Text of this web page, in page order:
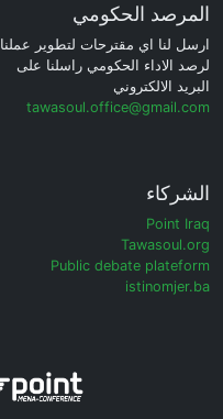
المرصد الحكومي
ارسل لنا اي مقترحات لتطوير عملنا
لرصد الاداء الحكومي راسلنا على
البريد الالكتروني
tawasoul.office@gmail.com
الشركاء
Point Iraq
Tawasoul.org
Public debate plateform
istinomjer.ba